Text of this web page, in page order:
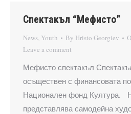
Спектакъл “Мефисто”
News, Youth By Hristo Georgiev
Leave a comment
Мефисто спектакъл
осъществен с финансовата
Национален фонд Култура.
представлява самодейна